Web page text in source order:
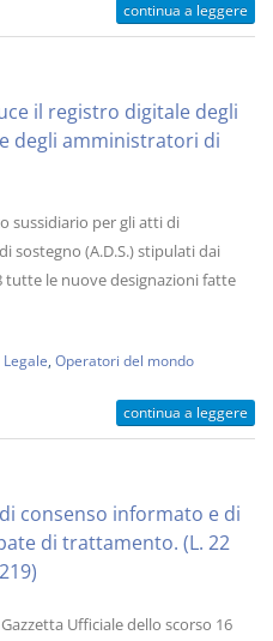
continua a leggere
il registro digitale degli
degli amministratori di
sussidiario per gli atti di
sostegno (A.D.S.) stipulati dai
tutte le nuove designazioni fatte
Legale Operatori del mondo
continua a leggere
consenso informato e di
di trattamento. (L. 22
Ufficiale dello scorso 16